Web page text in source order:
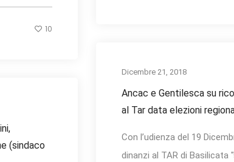
10
Dicembre 21, 2018
Ancac e Gentilesca su
al Tar data elezioni
Con l’udienza del 19
dinanzi al TAR di Basilicata
(sindaco